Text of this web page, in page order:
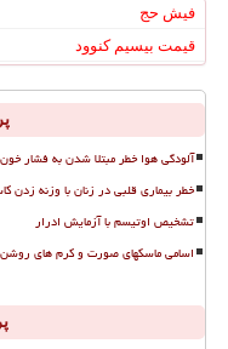
فیش حج
قیمت بیسیم کنوود
آلودگی هوا خطر مبتلا شدن به فشار
خطر بیماری قلبی در زنان با وزنه زدن
تشخیص اوتیسم با آزمایش ادرار
اسامی ماسکهای صورت و کرم های